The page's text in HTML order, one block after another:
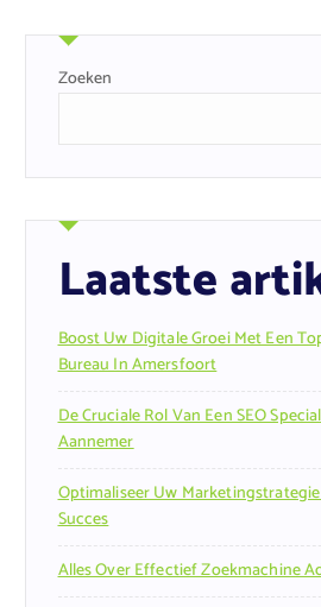
Zoeken
Laatste
Boost Uw Digitale Groei Met Een
Bureau In Amersfoort
De Cruciale Rol Van Een SEO
Aannemer
Optimaliseer Uw
Succes
Alles Over Effectief Zoekmachine